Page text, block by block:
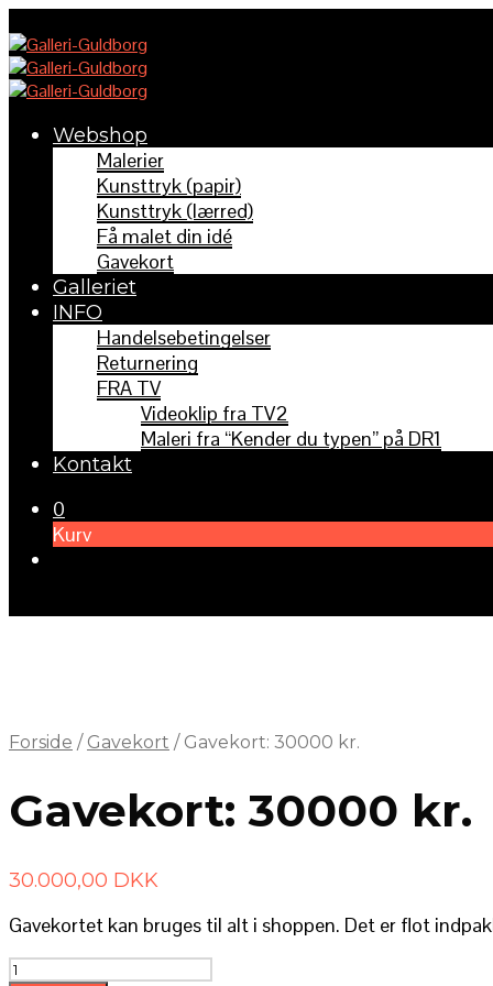
Webshop
Malerier
Kunsttryk (papir)
Kunsttryk (lærred)
Få malet din idé
Gavekort
Galleriet
INFO
Handelsebetingelser
Returnering
FRA TV
Videoklip fra TV2
Maleri fra “Kender du typen” på DR1
Kontakt
0
Kurv
Forside / Gavekort /Gavekort: 30000 kr.
Gavekort: 30000 kr.
30.000,00 DKK
Gavekortet kan bruges til alt i shoppen. Det er flot
Gavekort: